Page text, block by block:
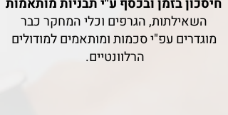
חיסכון בזמן ובכסף ע"י תבניות מותאמות
השאילתות, הגרפים וכלי המחקר כבר
מוגדרים עפ"י סכמות ומותאמים למודולים
הרלוונטיים.